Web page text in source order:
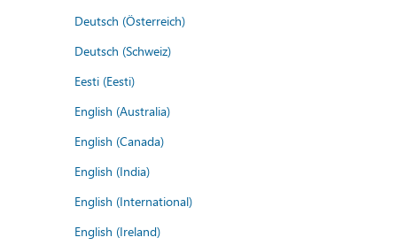
Deutsch (Österreich)
Deutsch (Schweiz)
Eesti (Eesti)
English (Australia)
English (Canada)
English (India)
English (International)
English (Ireland)